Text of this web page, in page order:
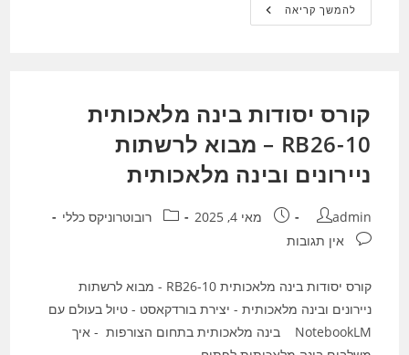
להמשך קריאהקורס
יסודות
לרשתות
ניירונים
ובינה
מלאכותית
קורס יסודות בינה מלאכותית
RB26-10 – מבוא לרשתות
ניירונים ובינה מלאכותית
מחבר:
admin פורסם:מאי 4, 2025 קטגוריה:רובוטרוניקס כללי
תגובות:אין תגובות
קורס יסודות בינה מלאכותית RB26-10 - מבוא לרשתות
ניירונים ובינה מלאכותית - יצירת בורדקאסט - טיול בעולם עם
NotebookLM בינה מלאכותית בתחום הצורפות - איך